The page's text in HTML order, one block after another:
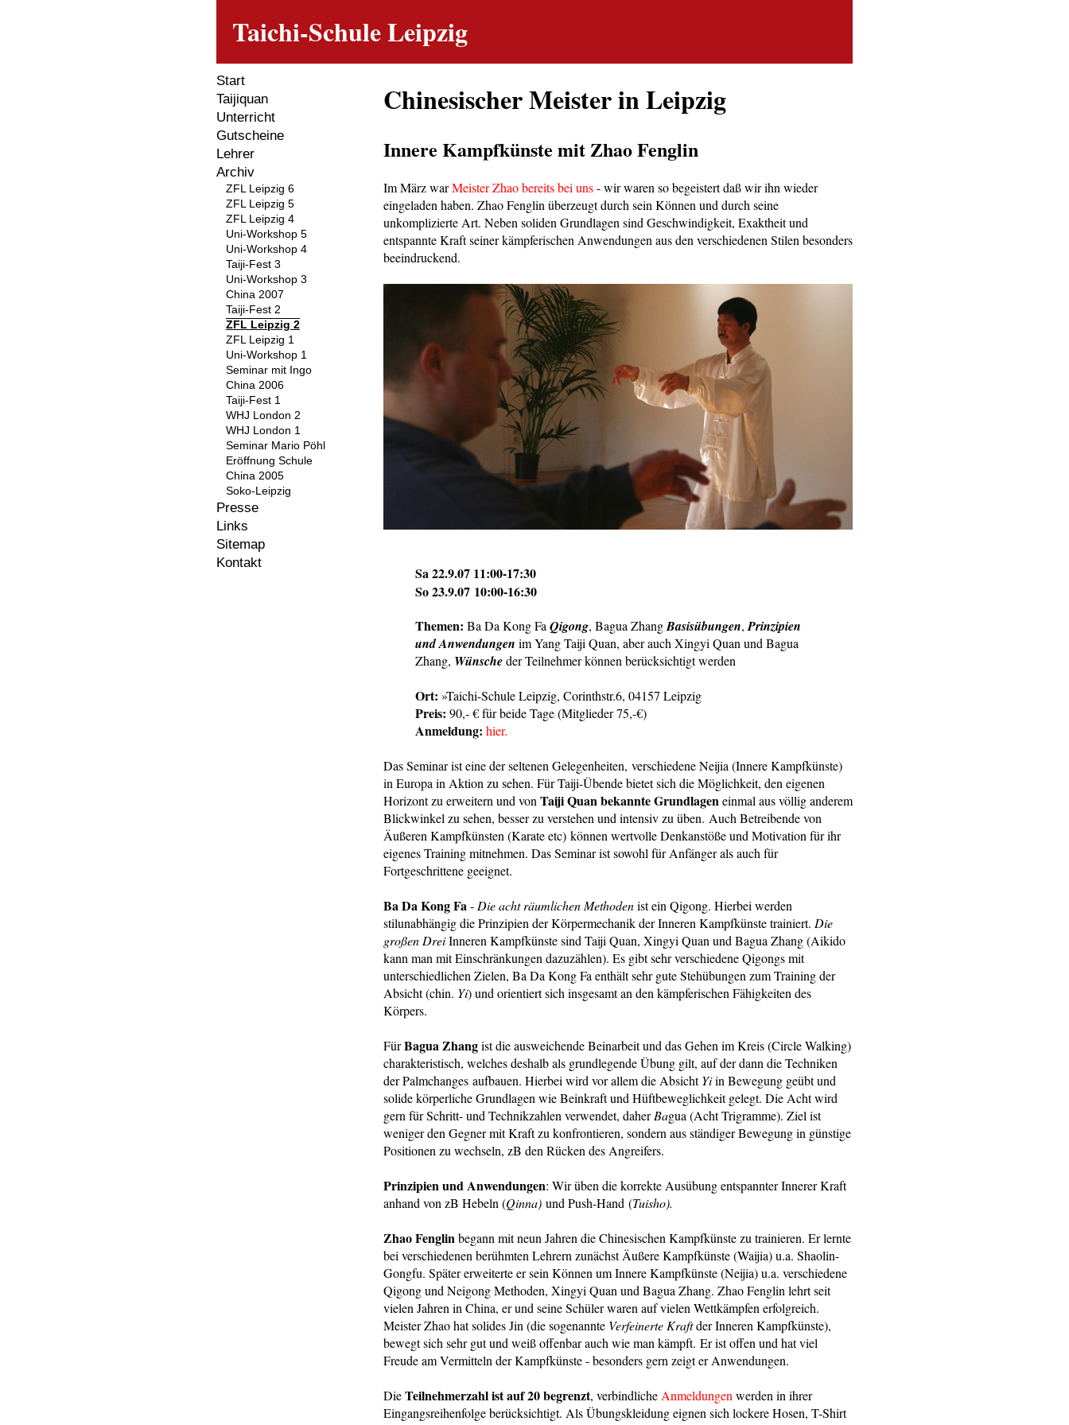
Taichi-Schule Leipzig
Chinesischer Meister in Leipzig
Innere Kampfkünste mit Zhao Fenglin
Im März warMeister Zhao bereits bei uns- wir waren so begeistert daß wir ihn wieder
eingeladen haben. Zhao Fenglin überzeugt durch sein Können und durch seine
unkomplizierte Art. Neben soliden Grundlagen sind Geschwindigkeit, Exaktheit und
entspannte Kraft seiner kämpferischen Anwendungen aus den verschiedenen Stilen besonders
beeindruckend.
Sa 22.9.07 11:00-17:30
So 23.9.07 10:00-16:30
Themen: Ba Da Kong FaQigong, Bagua ZhangBasisübungen,Prinzipien
und Anwendungen im Yang Taiji Quan, aber auch Xingyi Quan und Bagua
Zhang, Wünscheder Teilnehmer können berücksichtigt werden
Ort: »Taichi-Schule Leipzig, Corinthstr.6, 04157 Leipzig
Preis: 90,- € für beide Tage (Mitglieder 75,-€)
Anmeldung: hier.
Das Seminar ist eine der seltenen Gelegenheiten, verschiedene Neijia (Innere Kampfkünste)
in Europa in Aktion zu sehen. Für Taiji-Übende bietet sich die Möglichkeit, den eigenen
Horizont zu erweitern und vonTaiji Quan bekannte Grundlageneinmal aus völlig anderem
Blickwinkel zu sehen, besser zu verstehen und intensiv zu üben. Auch Betreibende von
Äußeren Kampfkünsten (Karate etc) können wertvolle Denkanstöße und Motivation für ihr
eigenes Training mitnehmen. Das Seminar ist sowohl für Anfänger als auch für
Fortgeschrittene geeignet.
Ba Da Kong Fa-Die acht räumlichen Methodenist ein Qigong. Hierbei werden
stilunabhängig die Prinzipien der Körpermechanik der Inneren Kampfkünste trainiert. Die
großen DreiInneren Kampfkünste sind Taiji Quan, Xingyi Quan und Bagua Zhang (Aikido
kann man mit Einschränkungen dazuzählen). Es gibt sehr verschiedene Qigongs mit
unterschiedlichen Zielen, Ba Da Kong Fa enthält sehr gute Stehübungen zum Training der
Absicht (chin. Yi) und orientiert sich insgesamt an den kämpferischen Fähigkeiten des
Körpers.
FürBagua Zhangist die ausweichende Beinarbeit und das Gehen im Kreis (Circle Walking)
charakteristisch, welches deshalb als grundlegende Übung gilt, auf der dann die Techniken
der Palmchanges aufbauen. Hierbei wird vor allem die AbsichtYiin Bewegung geübt und
solide körperliche Grundlagen wie Beinkraft und Hüftbeweglichkeit gelegt. Die Acht wird
gern für Schritt- und Technikzahlen verwendet, daherBagua (Acht Trigramme). Ziel ist
weniger den Gegner mit Kraft zu konfrontieren, sondern aus ständiger Bewegung in günstige
Positionen zu wechseln, zB den Rücken des Angreifers.
Prinzipien und Anwendungen: Wir üben die korrekte Ausübung entspannter Innerer Kraft
anhand von zB Hebeln (Qinna) und Push-Hand (Tuisho).
Zhao Fenglinbegann mit neun Jahren die Chinesischen Kampfkünste zu trainieren. Er lernte
bei verschiedenen berühmten Lehrern zunächst Äußere Kampfkünste (Waijia) u.a. Shaolin-
Gongfu. Später erweiterte er sein Können um Innere Kampfkünste (Neijia) u.a. verschiedene
Qigong und Neigong Methoden, Xingyi Quan und Bagua Zhang. Zhao Fenglin lehrt seit
vielen Jahren in China, er und seine Schüler waren auf vielen Wettkämpfen erfolgreich.
Meister Zhao hat solides Jin (die sogenannte Verfeinerte Kraftder Inneren Kampfkünste),
bewegt sich sehr gut und weiß offenbar auch wie man kämpft. Er ist offen und hat viel
Freude am Vermitteln der Kampfkünste - besonders gern zeigt er Anwendungen.
DieTeilnehmerzahl ist auf 20 begrenzt, verbindlicheAnmeldungenwerden in ihrer
Eingangsreihenfolge berücksichtigt. Als Übungskleidung eignen sich lockere Hosen, T-Shirt
Start
Taijiquan
Unterricht
Gutscheine
Lehrer
Archiv
ZFL Leipzig 6
ZFL Leipzig 5
ZFL Leipzig 4
Uni-Workshop 5
Uni-Workshop 4
Taiji-Fest 3
Uni-Workshop 3
China 2007
Taiji-Fest 2
ZFL Leipzig 2
ZFL Leipzig 1
Uni-Workshop 1
Seminar mit Ingo
China 2006
Taiji-Fest 1
WHJ London 2
WHJ London 1
Seminar Mario Pöhl
Eröffnung Schule
China 2005
Soko-Leipzig
Presse
Links
Sitemap
Kontakt